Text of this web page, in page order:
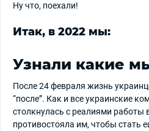
Ну что, поехали!
Итак, в 2022 мы:
Узнали какие
После 24 февраля жизнь
“после”. Как и все украинские
столкнулась с реалиями работы
противостояла им, чтобы стать